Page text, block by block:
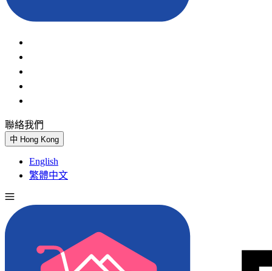
聯絡我們
中 Hong Kong
English
繁體中文